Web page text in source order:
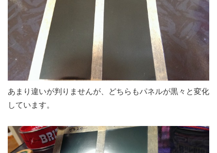
あまり違いが判りませんが、どちらもパネルが黒々と変化
しています。